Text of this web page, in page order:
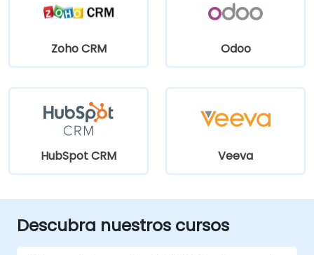
Zoho CRM Odoo
HubSpot CRM Veeva
Descubra nuestros cursos